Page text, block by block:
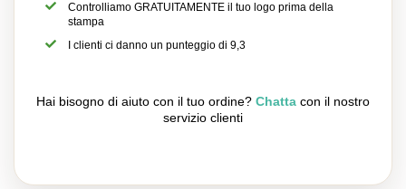
Controlliamo GRATUITAMENTE il tuo logo prima della
stampa
I clienti ci danno un punteggio di 9,3
Hai bisogno di aiuto con il tuo ordine? Chatta con il nostro
servizio clienti